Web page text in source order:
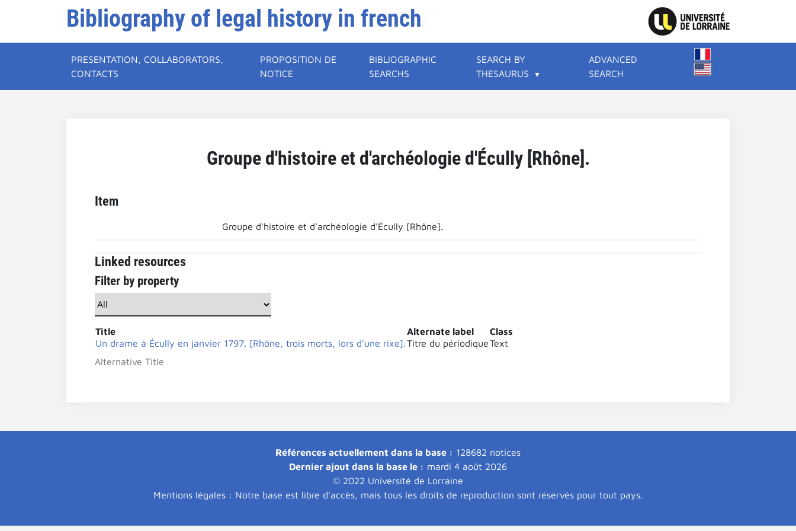
Bibliography of legal history in french
PRESENTATION, COLLABORATORS,
CONTACTS
PROPOSITION DE
NOTICE
BIBLIOGRAPHIC
SEARCHS
SEARCH BY
THESAURUS
ADVANCED
SEARCH
Groupe d'histoire et d'archéologie d'Écully [Rhône].
Item
Groupe d'histoire et d'archéologie d'Écully [Rhône].
Linked resources
Filter by property
Alternative Title
Title Alternate label
Class
Un drame à Écully en janvier 1797. [Rhône, trois morts, lors d'une rixe].Titre du périodiqueText
Références actuellement dans la base : 128682 notices
Dernier ajout dans la base le : mardi 4 août 2026
© 2022 Université de Lorraine
Mentions légales : Notre base est libre d'accès, mais tous les droits de reproduction sont réservés pour tout pays.